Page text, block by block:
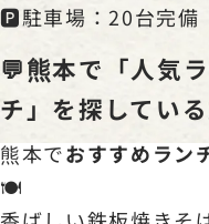
🅿️駐車場：20台完備
💬熊本で「人気
チ」を探してい
熊本でおすすめラン
🍽️